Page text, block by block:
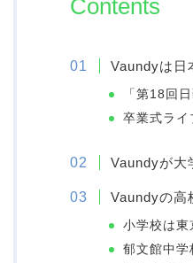
Contents
Vaundyは日
「第18回
卒業式ライ
Vaundyが大
Vaundyの高
小学校は東
郁文館中学